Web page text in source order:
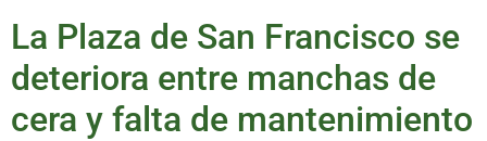
La Plaza de San Francisco se
deteriora entre manchas de
cera y falta de mantenimiento